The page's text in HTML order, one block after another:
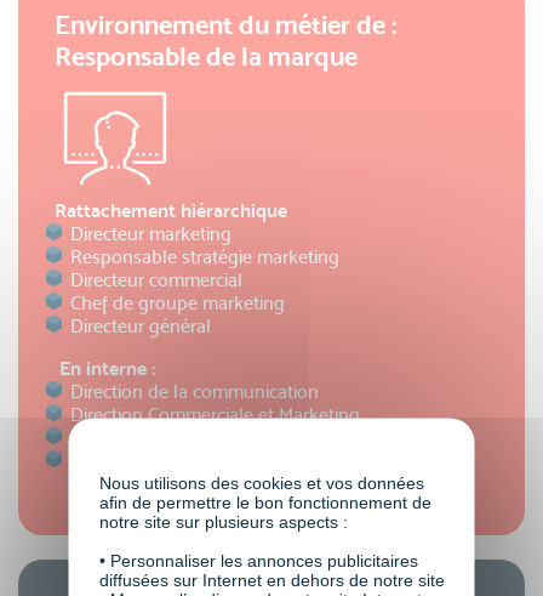
Environnement du métier de :
Responsable de la marque
Rattachement hiérarchique
Directeur marketing
Responsable stratégie marketing
Directeur commercial
Chef de groupe marketing
Directeur général
En interne :
Direction de la communication
Direction Commerciale et Marketing
Direction des opérations
Nous utilisons des cookies et vos données
afin de permettre le bon fonctionnement de
notre site sur plusieurs aspects :
• Personnaliser les annonces publicitaires
diffusées sur Internet en dehors de notre site